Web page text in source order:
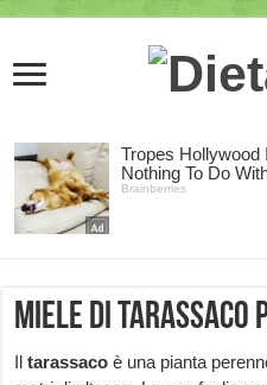
Miele di tarassaco
Iltarassaco è una pianta